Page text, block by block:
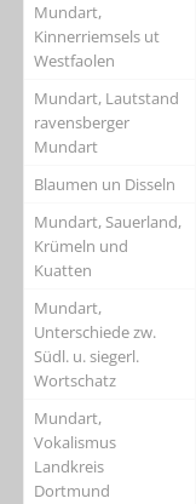
Mundart,
Kinnerriemsels ut
Westfaolen
Mundart, Lautstand
ravensberger
Mundart
Blaumen un Disseln
Mundart, Sauerland,
Krümeln und
Kuatten
Mundart,
Unterschiede zw.
Südl. u. siegerl.
Wortschatz
Mundart,
Vokalismus
Landkreis
Dortmund